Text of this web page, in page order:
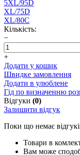
5XL/95D
XL/75D
XL/80C
Кількість:
−
+
Додати у кошик
Швидке замовлення
Додати в улюблене
Гід по визначенню
Відгуки (0)
Залишити відгук
Поки що немає
Товари в
Вам може